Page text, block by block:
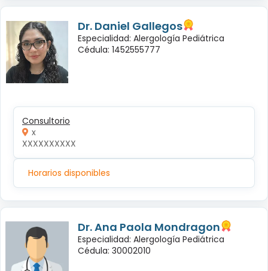
Dr. Daniel Gallegos
Especialidad: Alergología Pediátrica
Cédula: 1452555777
Consultorio
x
XXXXXXXXXX
Horarios disponibles
Dr. Ana Paola Mondragon
Especialidad: Alergología Pediátrica
Cédula: 30002010